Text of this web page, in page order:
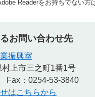
Readerをお持ちでない方
お問い合わせ先
振興室
村上市三之町1番1号
Fax：0254-53-3840
はこちらから